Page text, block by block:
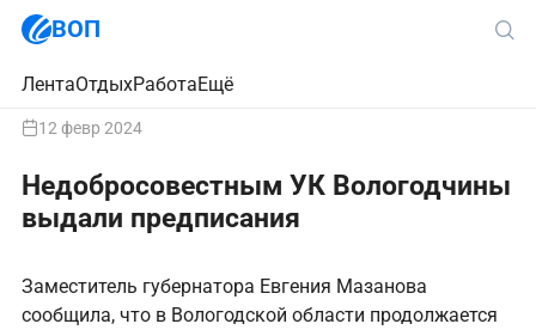
ВОП
ЛентаОтдыхРаботаЕщё
12 февр 2024
Недобросовестным УК Вологодчины
выдали предписания
Заместитель губернатора Евгения Мазанова
сообщила, что в Вологодской области продолжается